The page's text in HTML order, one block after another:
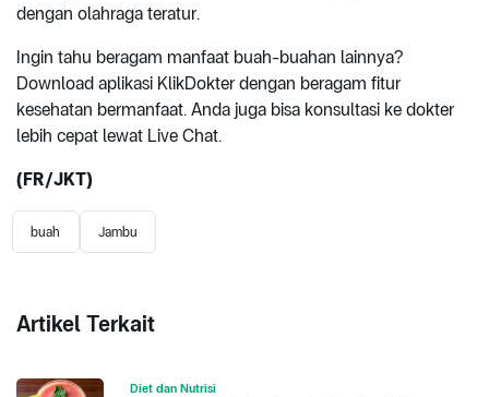
dengan olahraga teratur.
Ingin tahu beragam manfaat buah-buahan lainnya?
Download aplikasi KlikDokter dengan beragam fitur
kesehatan bermanfaat. Anda juga bisa konsultasi ke dokter
lebih cepat lewat Live Chat.
(FR/JKT)
buah Jambu
Artikel Terkait
Diet dan Nutrisi